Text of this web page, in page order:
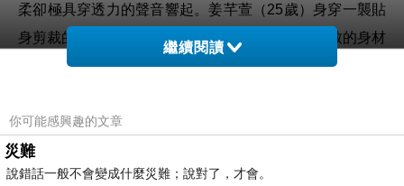
柔卻極具穿透力的聲音響起。姜芊萱（25歲）身穿一襲貼
身剪裁的深V露背晚禮服，將她168公分、凹凸有致的身材
襯託得近乎完美。她那一頭烏黑的大波浪長髮撥在肩側，
上的男人們。她那雙戴著白手套的纖纖細手在綠色絨布上
如行雲流水般洗牌、切牌、發牌，每一個動作都優雅得像
是一場精心編排的芭蕾舞。對姜芊萱而言，這張賭桌從來
繼續閱讀
你可能感興趣的文章
災難
說錯話一般不會變成什麼災難；說對了，才會。